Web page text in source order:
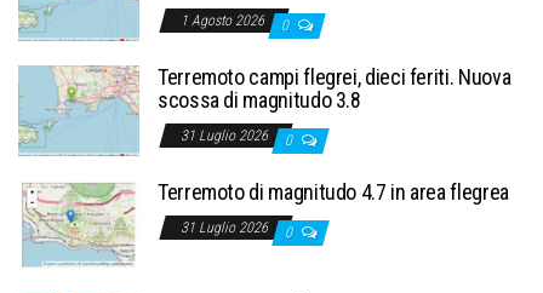
1 Agosto 2026 0
Terremoto campi flegrei, dieci feriti. Nuova
scossa di magnitudo 3.8
31 Luglio 2026 0
Terremoto di magnitudo 4.7 in area flegrea
31 Luglio 2026 0